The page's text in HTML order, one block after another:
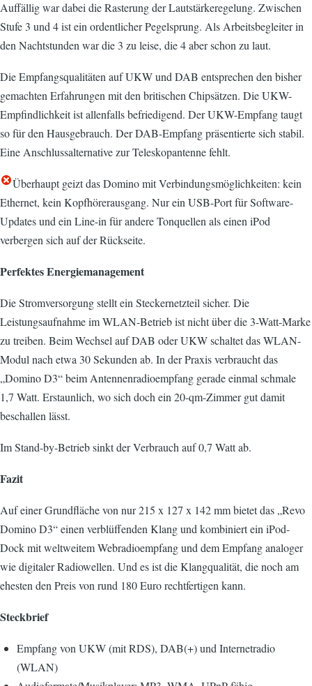
Auffällig war dabei die Rasterung der Lautstärkeregelung. Zwischen
Stufe 3 und 4 ist ein ordentlicher Pegelsprung. Als Arbeitsbegleiter in
den Nachtstunden war die 3 zu leise, die 4 aber schon zu laut.
Die Empfangsqualitäten auf UKW und DAB entsprechen den bisher
gemachten Erfahrungen mit den britischen Chipsätzen. Die UKW-
Empfindlichkeit ist allenfalls befriedigend. Der UKW-Empfang taugt
so für den Hausgebrauch. Der DAB-Empfang präsentierte sich stabil.
Eine Anschlussalternative zur Teleskopantenne fehlt.
Überhaupt geizt das Domino mit Verbindungsmöglichkeiten: kein
Ethernet, kein Kopfhörerausgang. Nur ein USB-Port für Software-
Updates und ein Line-in für andere Tonquellen als einen iPod
verbergen sich auf der Rückseite.
Perfektes Energiemanagement
Die Stromversorgung stellt ein Steckernetzteil sicher. Die
Leistungsaufnahme im WLAN-Betrieb ist nicht über die 3-Watt-Marke
zu treiben. Beim Wechsel auf DAB oder UKW schaltet das WLAN-
Modul nach etwa 30 Sekunden ab. In der Praxis verbraucht das
„Domino D3“ beim Antennenradioempfang gerade einmal schmale
1,7 Watt. Erstaunlich, wo sich doch ein 20-qm-Zimmer gut damit
beschallen lässt.
Im Stand-by-Betrieb sinkt der Verbrauch auf 0,7 Watt ab.
Fazit
Auf einer Grundfläche von nur 215 x 127 x 142 mm bietet das „Revo
Domino D3“ einen verblüffenden Klang und kombiniert ein iPod-
Dock mit weltweitem Webradioempfang und dem Empfang analoger
wie digitaler Radiowellen. Und es ist die Klangqualität, die noch am
ehesten den Preis von rund 180 Euro rechtfertigen kann.
Steckbrief
Empfang von UKW (mit RDS), DAB(+) und Internetradio
(WLAN)